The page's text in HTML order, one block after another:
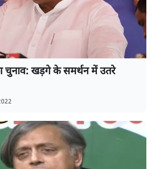
चुनाव: खड़गे के समर्थन में उतरे